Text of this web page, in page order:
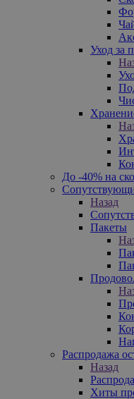
Уход за
До -40% на
Назад
Пакеты
Распродажа
Назад
Хиты